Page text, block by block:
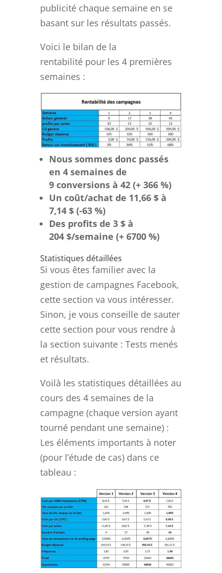
publicité chaque semaine en se
basant sur les résultats passés.
Voici le bilan de la
rentabilité pour les 4 premières
semaines :
Nous sommes donc passés
en 4 semaines de
9 conversions à 42 (+ 366 %)
Un coût/achat de 11,66 $ à
7,14 $ (-63 %)
Des profits de 3 $ à
204 $/semaine (+ 6700 %)
Statistiques détaillées
Si vous êtes familier avec la
gestion de campagnes Facebook,
cette section va vous intéresser.
Sinon, je vous conseille de sauter
cette section pour vous rendre à
la section suivante : Tests menés
et résultats.
Voilà les statistiques détaillées au
cours des 4 semaines de la
campagne (chaque version ayant
tourné pendant une semaine) :
Les éléments importants à noter
(pour l’étude de cas) dans ce
tableau :